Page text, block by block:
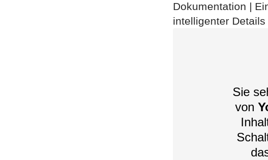
Dokumentation |
intelligenter Details
Sie
von